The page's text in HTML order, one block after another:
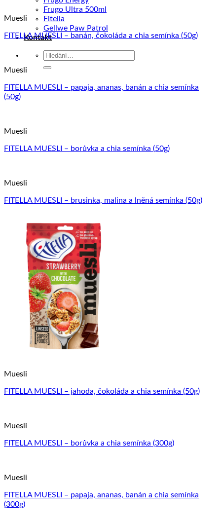
Frugo Ultra 500ml
Fitella
Gellwe Paw Patrol
Kontakt
Hledat:
Muesli
FITELLA MUESLI – banán, čokoláda a chia semínka (50g)
Muesli
FITELLA MUESLI – papaja, ananas, banán a chia semínka
(50g)
Muesli
FITELLA MUESLI – borůvka a chia semínka (50g)
Muesli
FITELLA MUESLI – brusinka, malina a lněná semínka (50g)
Muesli
FITELLA MUESLI – jahoda, čokoláda a chia semínka (50g)
Muesli
FITELLA MUESLI – borůvka a chia semínka (300g)
Muesli
FITELLA MUESLI – papaja, ananas, banán a chia semínka
(300g)